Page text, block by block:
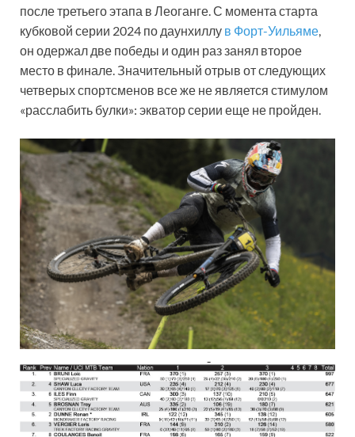
после третьего этапа в Леоганге. С момента старта
кубковой серии 2024 по даунхиллу в Форт-Уильяме,
он одержал две победы и один раз занял второе
место в финале. Значительный отрыв от следующих
четверых спортсменов все же не является стимулом
«расслабить булки»: экватор серии еще не пройден.